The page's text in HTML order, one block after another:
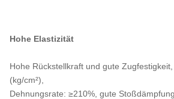
Hohe Elastizität
Hohe Rückstellkraft und gute
(kg/cm²),
Dehnungsrate: ≥210%, gute